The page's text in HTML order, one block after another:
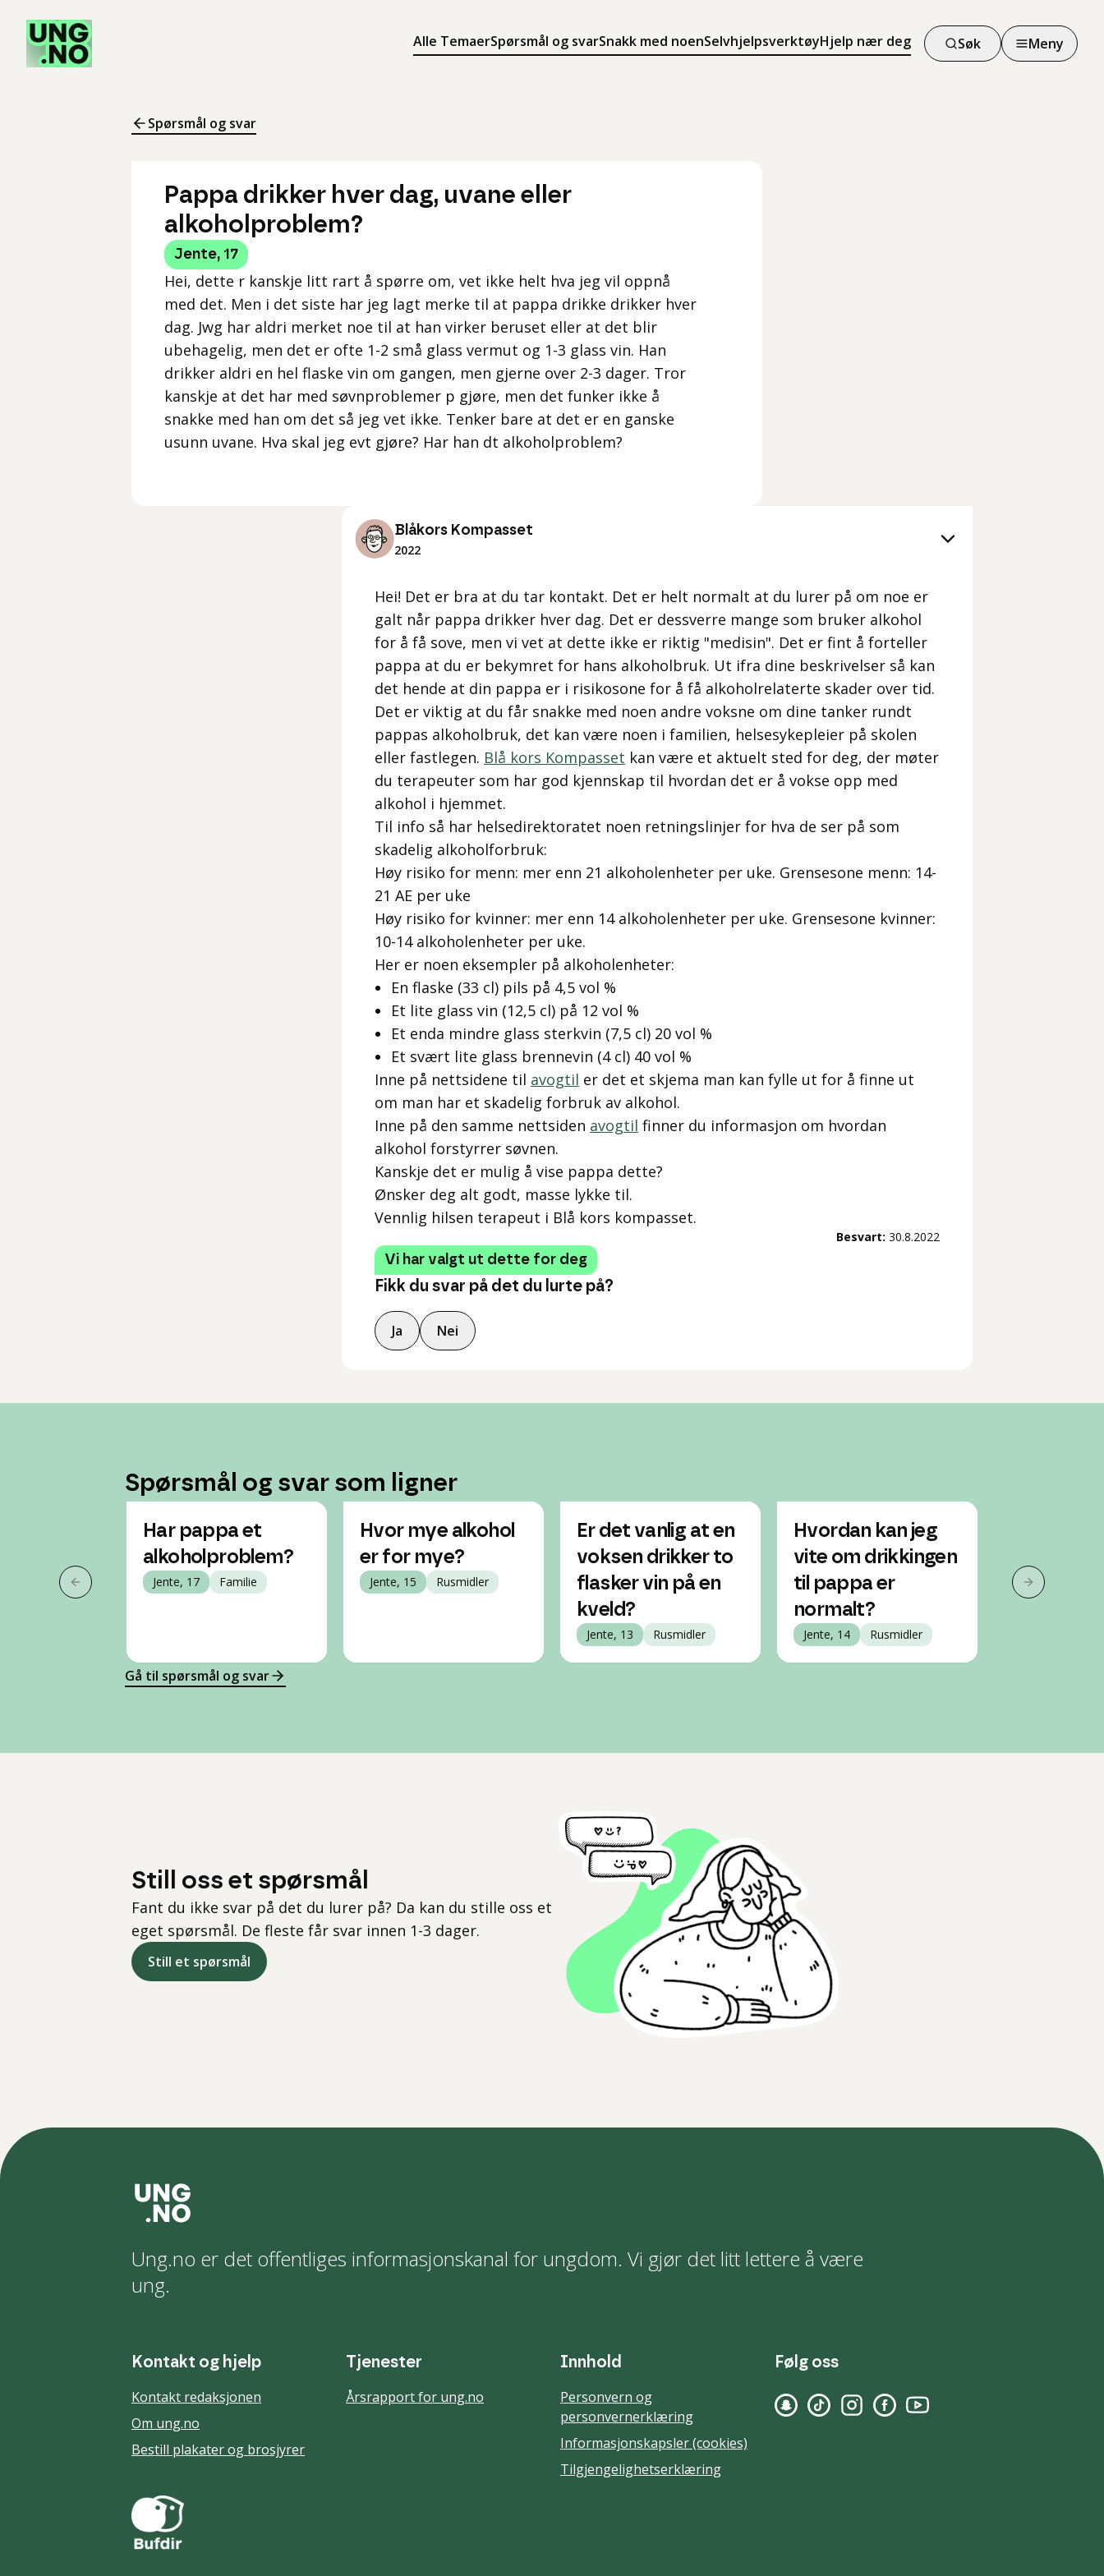
Alle TemaerSpørsmål og svarSnakk med noenSelvhjelpsverktøyHjelp nær deg
Søk
Søk
Meny
Meny
Spørsmål og svar
Pappa drikker hver dag, uvane eller
alkoholproblem?
Jente, 17
Hei, dette r kanskje litt rart å spørre om, vet ikke helt hva jeg vil oppnå
med det. Men i det siste har jeg lagt merke til at pappa drikke drikker hver
dag. Jwg har aldri merket noe til at han virker beruset eller at det blir
ubehagelig, men det er ofte 1-2 små glass vermut og 1-3 glass vin. Han
drikker aldri en hel flaske vin om gangen, men gjerne over 2-3 dager. Tror
kanskje at det har med søvnproblemer p gjøre, men det funker ikke å
snakke med han om det så jeg vet ikke. Tenker bare at det er en ganske
usunn uvane. Hva skal jeg evt gjøre? Har han dt alkoholproblem?
Blåkors Kompasset
2022
Hei! Det er bra at du tar kontakt. Det er helt normalt at du lurer på om noe er
galt når pappa drikker hver dag. Det er dessverre mange som bruker alkohol
for å få sove, men vi vet at dette ikke er riktig "medisin". Det er fint å forteller
pappa at du er bekymret for hans alkoholbruk. Ut ifra dine beskrivelser så kan
det hende at din pappa er i risikosone for å få alkoholrelaterte skader over tid.
Det er viktig at du får snakke med noen andre voksne om dine tanker rundt
pappas alkoholbruk, det kan være noen i familien, helsesykepleier på skolen
eller fastlegen. Blå kors Kompasset kan være et aktuelt sted for deg, der møter
du terapeuter som har god kjennskap til hvordan det er å vokse opp med
alkohol i hjemmet.
Til info så har helsedirektoratet noen retningslinjer for hva de ser på som
skadelig alkoholforbruk:
Høy risiko for menn: mer enn 21 alkoholenheter per uke. Grensesone menn: 14-
21 AE per uke
Høy risiko for kvinner: mer enn 14 alkoholenheter per uke. Grensesone kvinner:
10-14 alkoholenheter per uke.
Her er noen eksempler på alkoholenheter:
En flaske (33 cl) pils på 4,5 vol %
Et lite glass vin (12,5 cl) på 12 vol %
Et enda mindre glass sterkvin (7,5 cl) 20 vol %
Et svært lite glass brennevin (4 cl) 40 vol %
Inne på nettsidene til avogtil er det et skjema man kan fylle ut for å finne ut
om man har et skadelig forbruk av alkohol.
Inne på den samme nettsiden avogtil finner du informasjon om hvordan
alkohol forstyrrer søvnen.
Kanskje det er mulig å vise pappa dette?
Ønsker deg alt godt, masse lykke til.
Vennlig hilsen terapeut i Blå kors kompasset.
Besvart: 30.8.2022
Vi har valgt ut dette for deg
Fikk du svar på det du lurte på?
Ja Nei
Spørsmål og svar som ligner
Forrige slide
Har pappa et
alkoholproblem?
Jente, 17 Familie
Hvor mye alkohol
er for mye?
Jente, 15 Rusmidler
Er det vanlig at en
voksen drikker to
flasker vin på en
kveld?
Jente, 13 Rusmidler
Hvordan kan jeg
vite om drikkingen
til pappa er
normalt?
Jente, 14 Rusmidler
Hva skal
Neste slide
Gå til spørsmål og svar
Still oss et spørsmål
Fant du ikke svar på det du lurer på? Da kan du stille oss et
eget spørsmål. De fleste får svar innen 1-3 dager.
Still et spørsmål
Ung.no er det offentliges informasjonskanal for ungdom. Vi gjør det litt lettere å være
ung.
Kontakt og hjelp
Kontakt redaksjonen
Om ung.no
Bestill plakater og brosjyrer
Tjenester
Årsrapport for ung.no
Innhold
Personvern og
personvernerklæring
Informasjonskapsler (cookies)
Tilgjengelighetserklæring
Følg oss